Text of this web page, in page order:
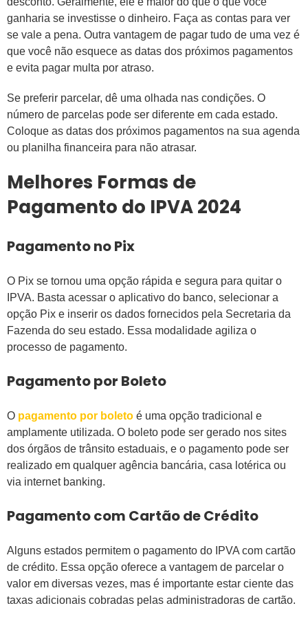
ganharia se investisse o dinheiro. Faça as contas para ver
se vale a pena. Outra vantagem de pagar tudo de uma vez é
que você não esquece as datas dos próximos pagamentos
e evita pagar multa por atraso.
Se preferir parcelar, dê uma olhada nas condições. O
número de parcelas pode ser diferente em cada estado.
Coloque as datas dos próximos pagamentos na sua agenda
ou planilha financeira para não atrasar.
Melhores Formas de
Pagamento do IPVA 2024
Pagamento no Pix
O Pix se tornou uma opção rápida e segura para quitar o
IPVA. Basta acessar o aplicativo do banco, selecionar a
opção Pix e inserir os dados fornecidos pela Secretaria da
Fazenda do seu estado. Essa modalidade agiliza o
processo de pagamento.
Pagamento por Boleto
O pagamento por boleto é uma opção tradicional e
amplamente utilizada. O boleto pode ser gerado nos sites
dos órgãos de trânsito estaduais, e o pagamento pode ser
realizado em qualquer agência bancária, casa lotérica ou
via internet banking.
Pagamento com Cartão de Crédito
Alguns estados permitem o pagamento do IPVA com cartão
de crédito. Essa opção oferece a vantagem de parcelar o
valor em diversas vezes, mas é importante estar ciente das
taxas adicionais cobradas pelas administradoras de cartão.